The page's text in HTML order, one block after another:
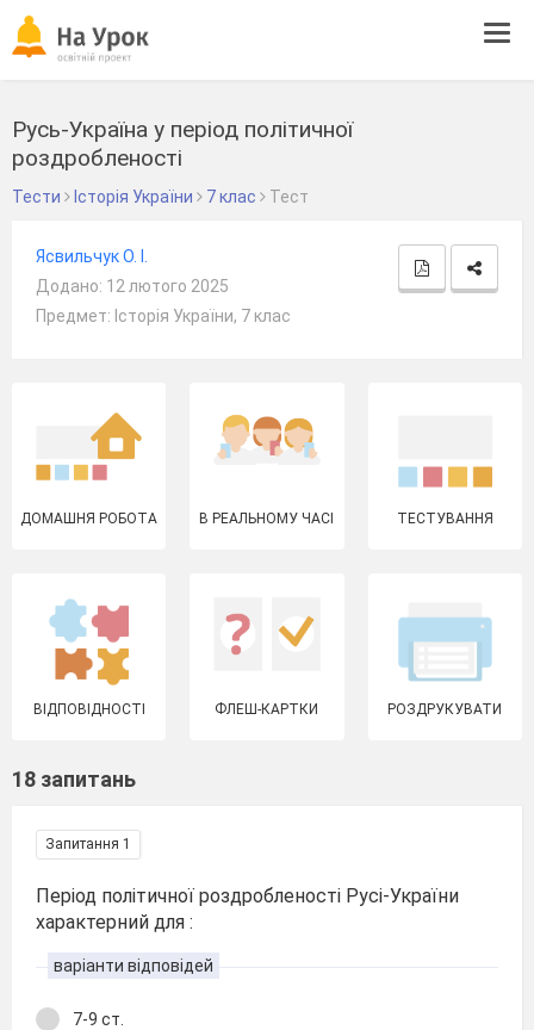
Русь-Україна у період політичної
роздробленості
Тести Історія України 7 клас Тест
Ясвильчук О. І.
Додано: 12 лютого 2025
Предмет: Історія України, 7 клас
ДОМАШНЯ РОБОТА В РЕАЛЬНОМУ ЧАСІ ТЕСТУВАННЯ
ВІДПОВІДНОСТІ ФЛЕШ-КАРТКИ РОЗДРУКУВАТИ
18 запитань
Запитання 1
Період політичної роздробленості Русі-України
характерний для :
варіанти відповідей
7-9 ст.